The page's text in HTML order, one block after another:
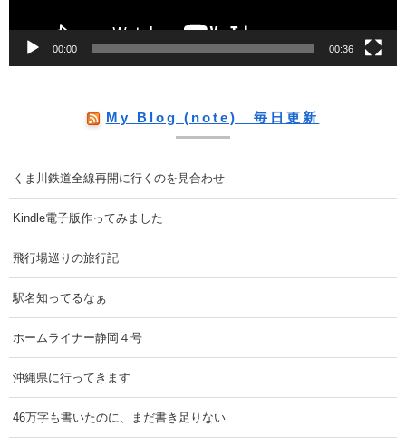
00:00 00:36
My Blog (note) 毎日更新
くま川鉄道全線再開に行くのを見合わせ
Kindle電子版作ってみました
飛行場巡りの旅行記
駅名知ってるなぁ
ホームライナー静岡４号
沖縄県に行ってきます
46万字も書いたのに、まだ書き足りない